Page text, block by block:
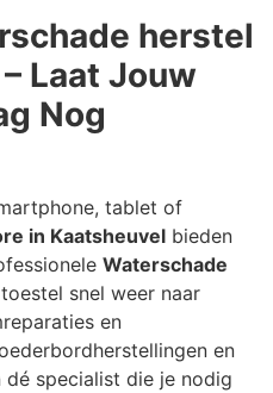
herstel
Laat Jouw
Nog
tablet of
in Kaatsheuvel bieden
Waterschade
snel weer naar
en
en
specialist die je nodig